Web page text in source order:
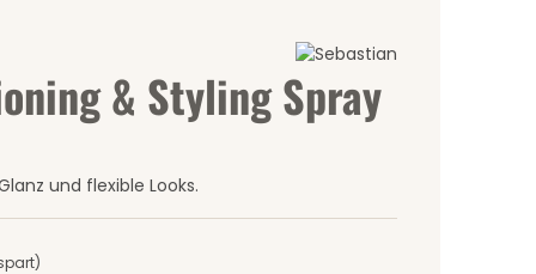
& Styling Spray
und flexible Looks.